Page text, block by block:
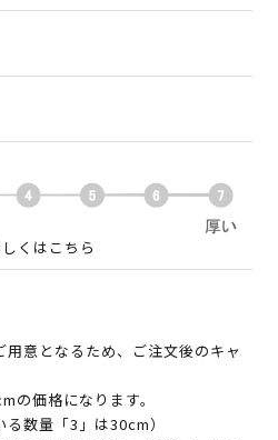
くはこちら
用意となるため、ご注文後のキャ
の価格になります。
る数量「3」は30cm）